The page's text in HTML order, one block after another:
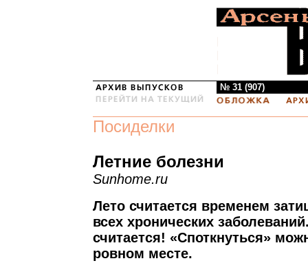
№ 31 (907)
Посиделки
Летние болезни
Sunhome.ru
Лето считается временем
всех хронических
считается! «Споткнуться»
ровном месте.